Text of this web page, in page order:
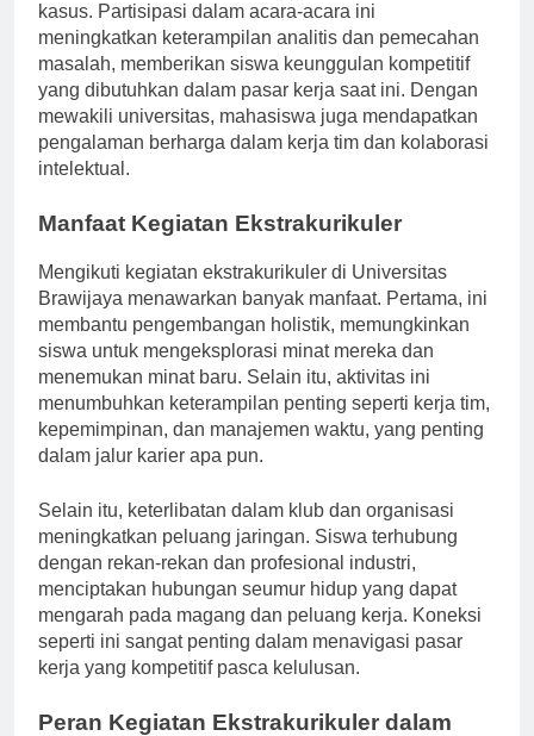
kasus. Partisipasi dalam acara-acara ini
meningkatkan keterampilan analitis dan pemecahan
masalah, memberikan siswa keunggulan kompetitif
yang dibutuhkan dalam pasar kerja saat ini. Dengan
mewakili universitas, mahasiswa juga mendapatkan
pengalaman berharga dalam kerja tim dan kolaborasi
intelektual.
Manfaat Kegiatan Ekstrakurikuler
Mengikuti kegiatan ekstrakurikuler di Universitas
Brawijaya menawarkan banyak manfaat. Pertama, ini
membantu pengembangan holistik, memungkinkan
siswa untuk mengeksplorasi minat mereka dan
menemukan minat baru. Selain itu, aktivitas ini
menumbuhkan keterampilan penting seperti kerja tim,
kepemimpinan, dan manajemen waktu, yang penting
dalam jalur karier apa pun.
Selain itu, keterlibatan dalam klub dan organisasi
meningkatkan peluang jaringan. Siswa terhubung
dengan rekan-rekan dan profesional industri,
menciptakan hubungan seumur hidup yang dapat
mengarah pada magang dan peluang kerja. Koneksi
seperti ini sangat penting dalam menavigasi pasar
kerja yang kompetitif pasca kelulusan.
Peran Kegiatan Ekstrakurikuler dalam